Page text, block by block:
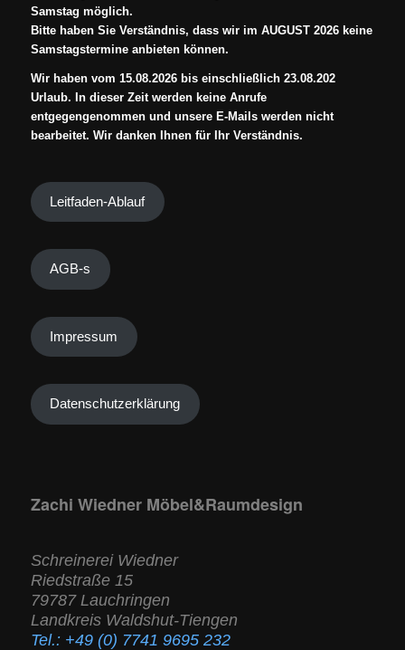
Samstag möglich.
Bitte haben Sie Verständnis, dass wir im AUGUST 2026 keine
Samstagstermine anbieten können.
Wir haben vom 15.08.2026 bis einschließlich 23.08.202
Urlaub. In dieser Zeit werden keine Anrufe
entgegengenommen und unsere E-Mails werden nicht
bearbeitet. Wir danken Ihnen für Ihr Verständnis.
Leitfaden-Ablauf
AGB-s
Impressum
Datenschutzerklärung
Zachi Wiedner Möbel&Raumdesign
Schreinerei Wiedner
Riedstraße 15
79787 Lauchringen
Landkreis Waldshut-Tiengen
Tel.: +49 (0) 7741 9695 232